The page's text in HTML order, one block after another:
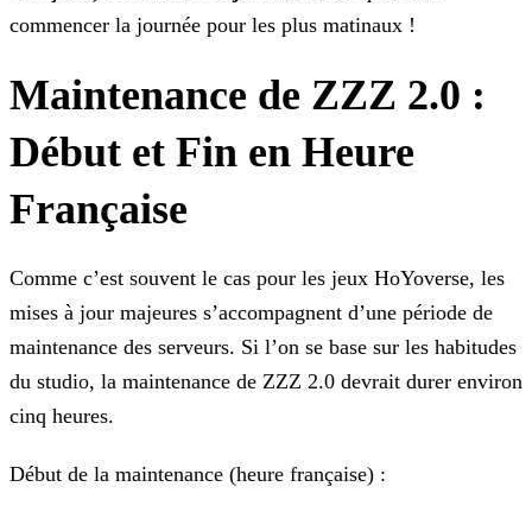
commencer la journée pour les plus matinaux !
Maintenance de ZZZ 2.0 :
Début et Fin en Heure
Française
Comme c’est souvent le cas pour les jeux HoYoverse, les
mises à jour majeures s’accompagnent d’une période de
maintenance des serveurs. Si l’on se base sur les habitudes
du studio, la maintenance de ZZZ 2.0 devrait durer environ
cinq heures.
Début de la maintenance (heure française) :